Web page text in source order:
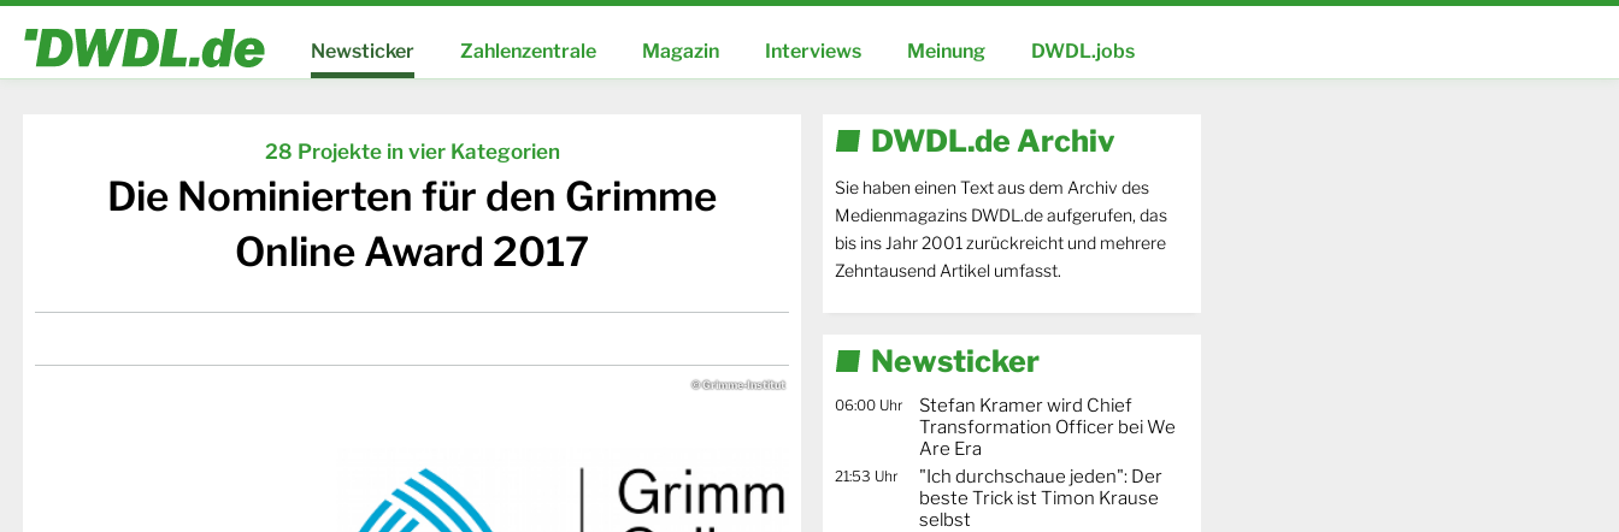
Newsticker Zahlenzentrale Magazin Interviews Meinung DWDL.jobs
28 Projekte in vier Kategorien
Die Nominierten für den Grimme
Online Award 2017
© Grimme-Institut
DWDL.de Archiv
Sie haben einen Text aus dem Archiv des
Medienmagazins DWDL.de aufgerufen, das
bis ins Jahr 2001 zurückreicht und mehrere
Zehntausend Artikel umfasst.
Newsticker
06:00 Uhr
Stefan Kramer wird Chief
Transformation Officer bei We
Are Era
21:53 Uhr
"Ich durchschaue jeden": Der
beste Trick ist Timon Krause
selbst